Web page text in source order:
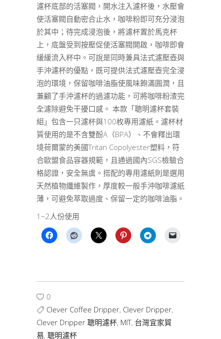
濾杯底部的活塞閥，開水注入濾杯後，水壓會
使活塞閥自動密合止水，咖啡粉即可充分浸泡
於其中；待完成浸泡後，將濾杯置於馬克杯
上，底盤受到按壓促使活塞閥開啟，咖啡即會
緩緩流入杯中。可說是同時兼具法式濾壓壺與
手沖濾杯的優點，既可提供法式濾壓壺完全浸
泡的環境，保留咖啡油脂使風味飽滿圓潤，且
兼顧了手沖濾杯的過濾功能，可將咖啡粉渣完
全濾除避免干擾口感。 本款「聰明濾杯套裝
組」包含一只濾杯與100枚專用濾紙。濾杯材
質使用的是不含雙酚A（BPA）、不會釋出環
境荷爾蒙的美國Tritan Copolyester塑料，符
合歐盟食品容器規範，且通過國內SGS檢驗合
格認證，安全無虞。搭配的專用濾紙則是選用
天然植物纖維製作，厚度較一般手沖咖啡濾紙
薄，可避免萃取過度、保留一定的咖啡油脂。
1~2人份使用
0
Clever Coffee Dripper, Clever Dripper,
Clever Dripper 聰明濾杯, MIT, 台灣宜家貿
易, 聰明濾杯